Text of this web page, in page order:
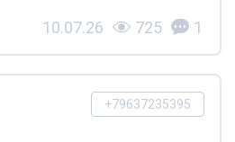
10.07.26 725 1
+79637235395